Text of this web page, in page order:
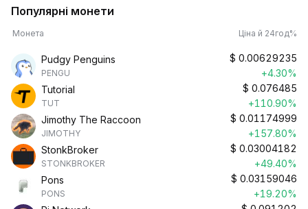
Популярні монети
Монета Ціна й 24год%
Pudgy Penguins
PENGU
$ 0.00629235
+4.30%
Tutorial
TUT
$ 0.076485
+110.90%
Jimothy The Raccoon
JIMOTHY
$ 0.01174999
+157.80%
StonkBroker
STONKBROKER
$ 0.03004182
+49.40%
Pons
PONS
$ 0.03159046
+19.20%